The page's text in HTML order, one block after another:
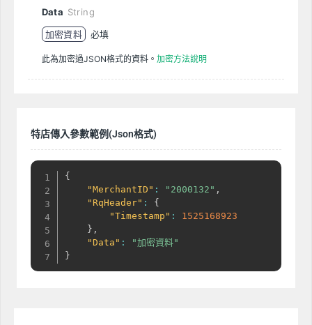
Data String
加密資料
必填
此為加密過JSON格式的資料。 加密方法說明
特店傳入參數範例(Json格式)
{
"MerchantID" : "2000132" ,
"RqHeader" :
{
"Timestamp" :
1525168923
} ,
"Data" :
"加密資料"
}